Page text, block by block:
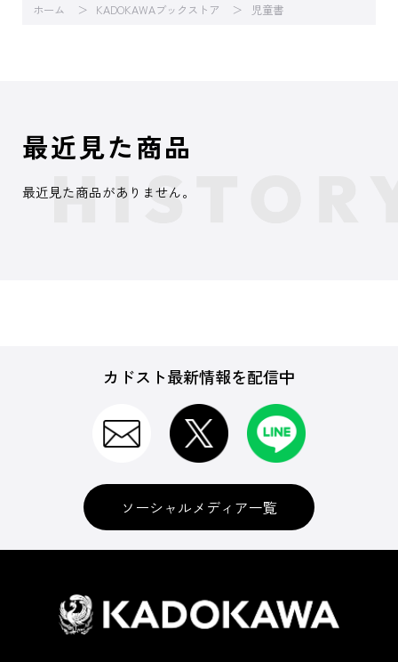
ホーム KADOKAWAブックストア 児童書
最近見た商品
最近見た商品がありません。
カドスト最新情報を配信中
ソーシャルメディア一覧